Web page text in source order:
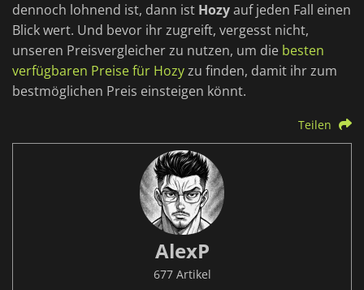
dennoch lohnend ist, dann ist Hozyauf jeden Fall einen
Blick wert. Und bevor ihr zugreift, vergesst nicht,
unseren Preisvergleicher zu nutzen, um die besten
verfügbaren Preise für Hozyzu finden, damit ihr zum
bestmöglichen Preis einsteigen könnt.
Teilen
AlexP
677 Artikel